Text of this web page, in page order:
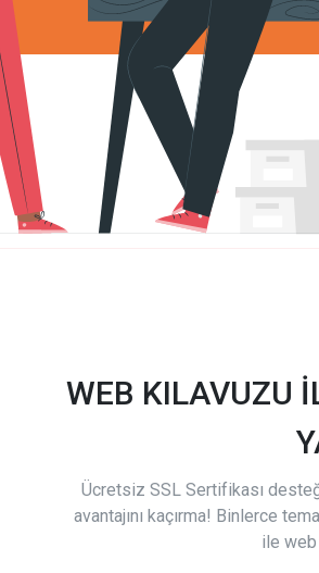
WEB KILAVUZU
Ücretsiz SSL Sertifikası
avantajını kaçırma! Binlerce
ile